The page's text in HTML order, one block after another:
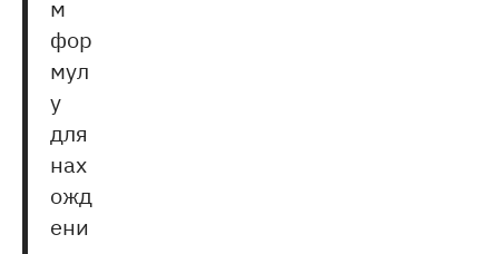
м
фор
мул
у
для
нах
ожд
ени